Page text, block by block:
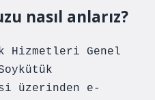
nasıl anlarız?
Hizmetleri Genel
üzerinden e-